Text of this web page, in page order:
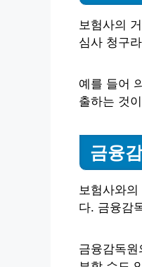
보험사의
심사 청구
예를 들어
출하는 것
금융
보험사와
다. 금융감
금융감독